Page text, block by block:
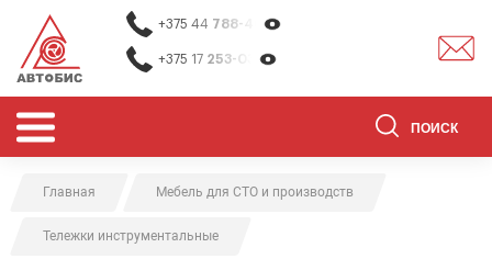
ОБОРУДОВАНИЕ ДЛЯ СТО
ОБОРУДОВАНИЕ ДЛЯ ОЧИСТКИ
+375 44 788-40-13
+375 17 253-03-26
Главная Мебель для СТО и производств
Тележки инструментальные